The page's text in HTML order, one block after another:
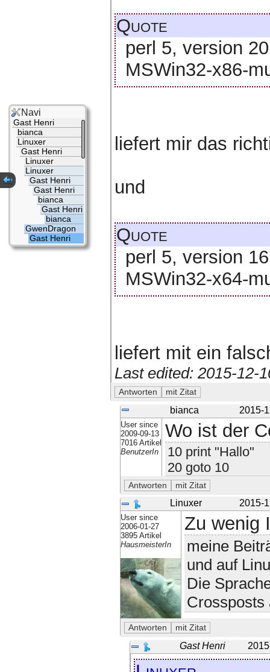
Quote
perl 5, version
MSWin32-x86-
liefert mir das
und
Quote
perl 5, version
MSWin32-x64-
liefert mit ein
Last edited: 2015-12-
bianca 2015-
User since
2009-09-13
7016 Artikel
BenutzerIn
Wo ist der
10 print "Hallo"
20 goto 10
Linuxer 2015-
User since
2006-01-27
3895 Artikel
HausmeisterIn
Zu wenig
meine
und auf
Die
Gast Henri
Navi
Gast Henri
bianca
Linuxer
Gast Henri
Linuxer
Linuxer
Gast Henri
Gast Henri
bianca
Gast Henri
bianca
GwenDragon
Gast Henri